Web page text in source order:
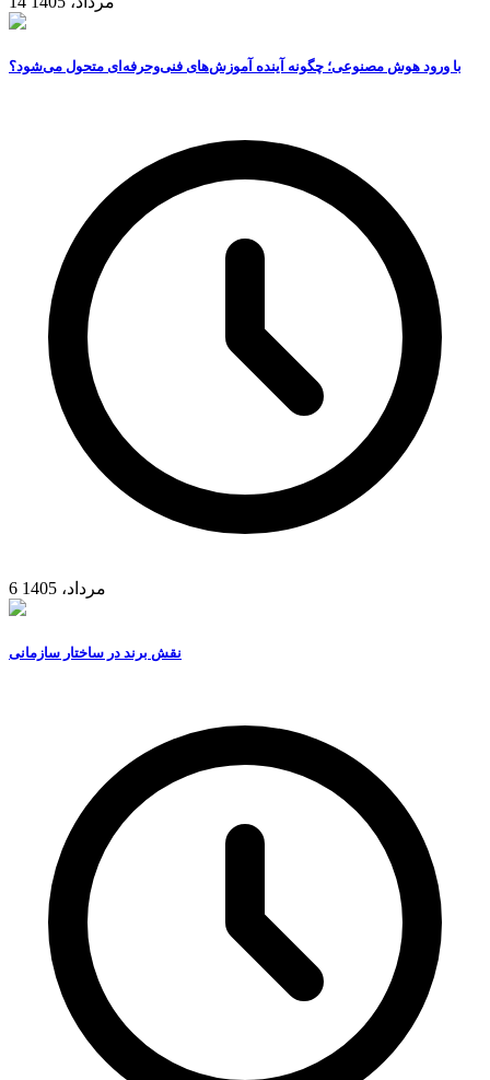
با ورود هوش مصنوعی؛ چگونه آینده آموزش‌های فنی‌وحرفه‌ای متحول می‌شود؟
6 مرداد، 1405
نقش برند در ساختار سازمانی